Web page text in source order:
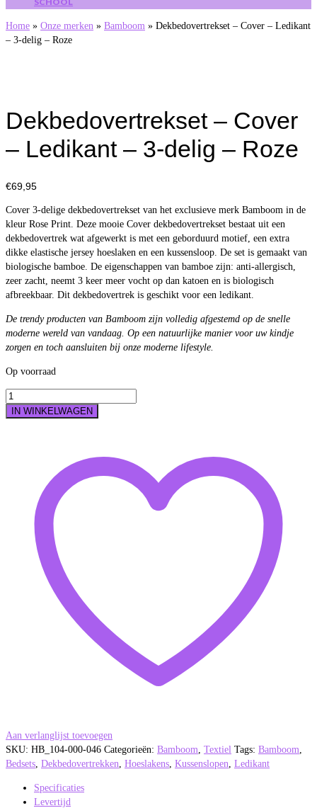
Home » Onze merken » Bamboom » Dekbedovertrekset – Cover – Ledikant
– 3-delig – Roze
Dekbedovertrekset – Cover
– Ledikant – 3-delig – Roze
€69,95
Cover 3-delige dekbedovertrekset van het exclusieve merk Bamboom in de
kleur Rose Print. Deze mooie Cover dekbedovertrekset bestaat uit een
dekbedovertrek wat afgewerkt is met een geborduurd motief, een extra
dikke elastische jersey hoeslaken en een kussensloop. De set is gemaakt van
biologische bamboe. De eigenschappen van bamboe zijn: anti-allergisch,
zeer zacht, neemt 3 keer meer vocht op dan katoen en is biologisch
afbreekbaar. Dit dekbedovertrek is geschikt voor een ledikant.
De trendy producten van Bamboom zijn volledig afgestemd op de snelle
moderne wereld van vandaag. Op een natuurlijke manier voor uw kindje
zorgen en toch aansluiten bij onze moderne lifestyle.
Op voorraad
Dekbedovertrekset
- IN WINKELWAGEN
Aan verlanglijst toevoegen
SKU: HB_104-000-046 Categorieën: Bamboom Textiel Tags: Bamboom
Bedsets Dekbedovertrekken Hoeslakens Kussenslopen Ledikant
Specificaties
Levertijd